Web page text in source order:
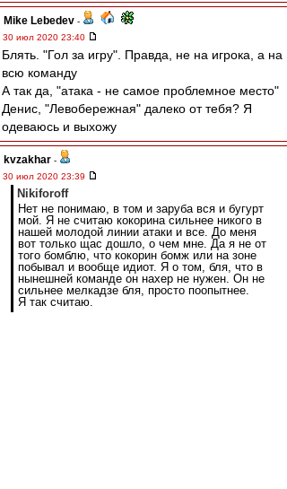
Mike Lebedev -
30 июл 2020 23:40
Блять. "Гол за игру". Правда, не на игрока, а на
всю команду
А так да, "атака - не самое проблемное место"
Денис, "Левобережная" далеко от тебя? Я
одеваюсь и выхожу
kvzakhar -
30 июл 2020 23:39
Nikiforoff
Нет не понимаю, в том и заруба вся и бугурт
мой. Я не считаю кокорина сильнее никого в
нашей молодой линии атаки и все. До меня
вот только щас дошло, о чем мне. Да я не от
того бомблю, что кокорин бомж или на зоне
побывал и вообще идиот. Я о том, бля, что в
нынешней команде он нахер не нужен. Он не
сильнее мелкадзе бля, просто поопытнее.
Я так считаю.